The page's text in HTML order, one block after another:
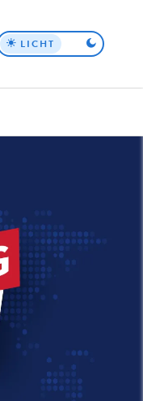
Top
LICHT